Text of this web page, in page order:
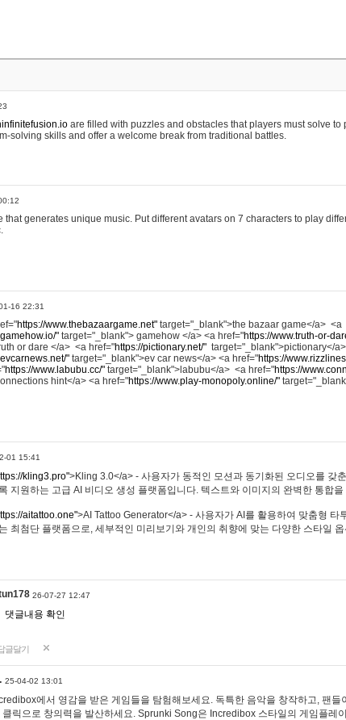
are filled with puzzles and obstacles that players must solve to
solving skills and offer a welcome break from traditional battles.
that generates unique music. Put different avatars on 7 characters to play
16 22:31
https://www.thebazaargame.net" target="_blank">the bazaar game</a> <a
" target="_blank"> gamehow </a> <a href="https://www.truth-or-
or dare </a> <a href="https://pictionary.net/" target="_blank">pictionary</
" target="_blank">ev car news</a> <a href="https://
https://www.labubu.cc/" target="_blank">labubu</a> <a href="https://
hint</a> <a href="https://www.play-monopoly.online/"
01 15:41
kling3.pro">Kling 3.0</a> - 사용자가 동적인 모션과 동기화된 오디오를 갖
지원하는 고급 AI 비디오 생성 플랫폼입니다. 텍스트와 이미지의 완벽한 통합
aitattoo.one">AI Tattoo Generator</a> - 사용자가 AI를 활용하여 맞춤형 타
최첨단 플랫폼으로, 세부적인 미리보기와 개인의 취향에 맞는 다양한 스타일
26-07-27 12:47
댓글내용 확인
글달기
25-04-02 13:01
에서 영감을 받은 게임들을 탐험해보세요. 독특한 음악을 창작하고, 팬들
클릭으로 창의력을 발산하세요. Sprunki Song은 Incredibox 스타일의 게임플레